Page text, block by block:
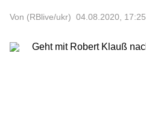
Von (RBlive/ukr) 04.08.2020, 17:25